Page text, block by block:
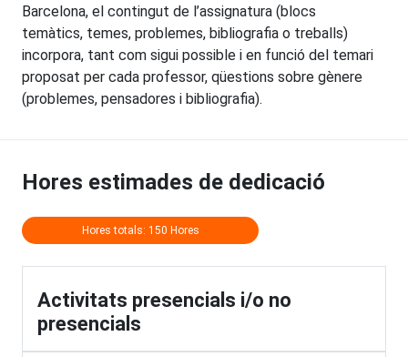
Barcelona, el contingut de l’assignatura (blocs
temàtics, temes, problemes, bibliografia o treballs)
incorpora, tant com sigui possible i en funció del temari
proposat per cada professor, qüestions sobre gènere
(problemes, pensadores i bibliografia).
Hores estimades de dedicació
Hores totals: 150 Hores
Activitats presencials i/o no
presencials